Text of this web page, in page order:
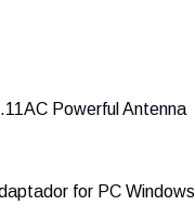
Powerful Antenna
for PC Windows